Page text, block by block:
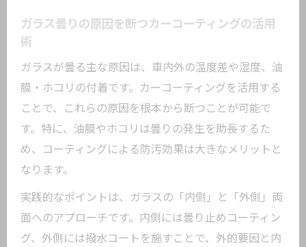
ガラス曇りの原因を断つカーコーティングの活用
術
ガラスが曇る主な原因は、車内外の温度差や湿度、油
膜・ホコリの付着です。カーコーティングを活用する
ことで、これらの原因を根本から断つことが可能で
す。特に、油膜やホコリは曇りの発生を助長するた
め、コーティングによる防汚効果は大きなメリットと
なります。
実践的なポイントは、ガラスの「内側」と「外側」両
面へのアプローチです。内側には曇り止めコーティン
グ、外側には撥水コートを施すことで、外的要因と内